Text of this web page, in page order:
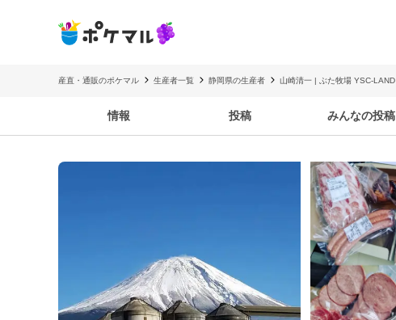
産直・通販のポケマル 生産者一覧 静岡県の生産者 山崎清一 | ぶた牧場 YSC-LAND
情報 投稿 みんなの投稿